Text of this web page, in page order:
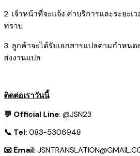
2. เจ้าหน้าที่จะแจ้ง ค่าบริการและระยะเ
ทราบ
3. ลูกค้าจะได้รับเอกสารแปลตามกำหน
ส่งงานแปล
ติดต่อเราวันนี้
💬 Official Line: @JSN23
📞 Tel: 083-5306948
📧 Email: